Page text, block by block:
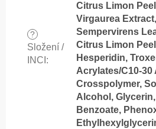
?
Složení /
INCI :
Citrus Limon
Virgaurea
Sempervirens
Citrus Limon
Hesperidin,
Acrylates/C10-
Crosspolymer,
Alcohol,
Benzoate,